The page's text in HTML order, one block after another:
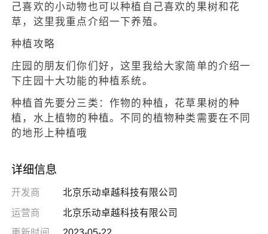
己喜欢的小动物也可以种植自己喜欢的果树和花
草，这里我重点介绍一下养殖。
种植攻略
庄园的朋友们你们好，这里我给大家简单的介绍一
下庄园十大功能的种植系统。
种植首先要分三类：作物的种植，花草果树的种
植，水上植物的种植。不同的植物种类需要在不同
的地形上种植哦
详细信息
开发商
北京乐动卓越科技有限公司
运营商
北京乐动卓越科技有限公司